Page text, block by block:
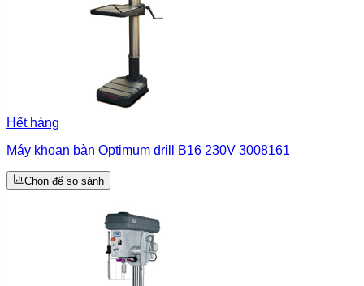
Hết hàng
Máy khoan bàn Optimum drill B16 230V 3008161
Chọn để so sánh